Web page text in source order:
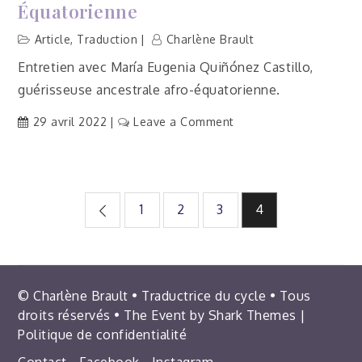
Équatorienne
Article, Traduction Charlène Brault
Entretien avec María Eugenia Quiñónez Castillo,
guérisseuse ancestrale afro-équatorienne.
29 avril 2022 Leave a Commenton
offre
de
vie »,
Pagination
des
publications
1 2 3 4
© Charlène Brault • Traductrice du cycle • Tous
droits réservés • The Event by Shark Themes |
Politique de confidentialité